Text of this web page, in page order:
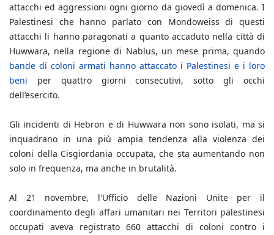
attacchi ed aggressioni ogni giorno da giovedì a domenica. I
Palestinesi che hanno parlato con Mondoweiss di questi
attacchi li hanno paragonati a quanto accaduto nella città di
Huwwara, nella regione di Nablus, un mese prima, quando
bande di coloni armati hanno attaccato i Palestinesi e i loro
beni per quattro giorni consecutivi, sotto gli occhi
dell’esercito.
Gli incidenti di Hebron e di Huwwara non sono isolati, ma si
inquadrano in una più ampia tendenza alla violenza dei
coloni della Cisgiordania occupata, che sta aumentando non
solo in frequenza, ma anche in brutalità.
Al 21 novembre, l'Ufficio delle Nazioni Unite per il
coordinamento degli affari umanitari nei Territori palestinesi
occupati aveva registrato 660 attacchi di coloni contro i